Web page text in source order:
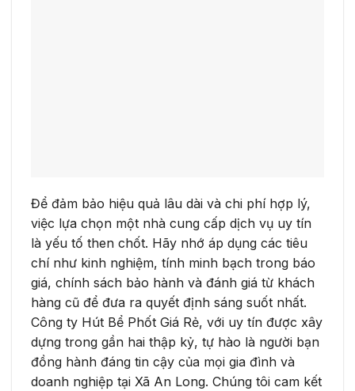
Để đảm bảo hiệu quả lâu dài và chi phí hợp lý,
việc lựa chọn một nhà cung cấp dịch vụ uy tín
là yếu tố then chốt. Hãy nhớ áp dụng các tiêu
chí như kinh nghiệm, tính minh bạch trong báo
giá, chính sách bảo hành và đánh giá từ khách
hàng cũ để đưa ra quyết định sáng suốt nhất.
Công ty Hút Bể Phốt Giá Rẻ, với uy tín được xây
dựng trong gần hai thập kỷ, tự hào là người bạn
đồng hành đáng tin cậy của mọi gia đình và
doanh nghiệp tại Xã An Long. Chúng tôi cam kết